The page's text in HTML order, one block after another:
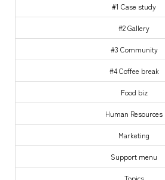
#1 Case study
#2 Gallery
#3 Community
#4 Coffee break
Food biz
Human Resources
Marketing
Support menu